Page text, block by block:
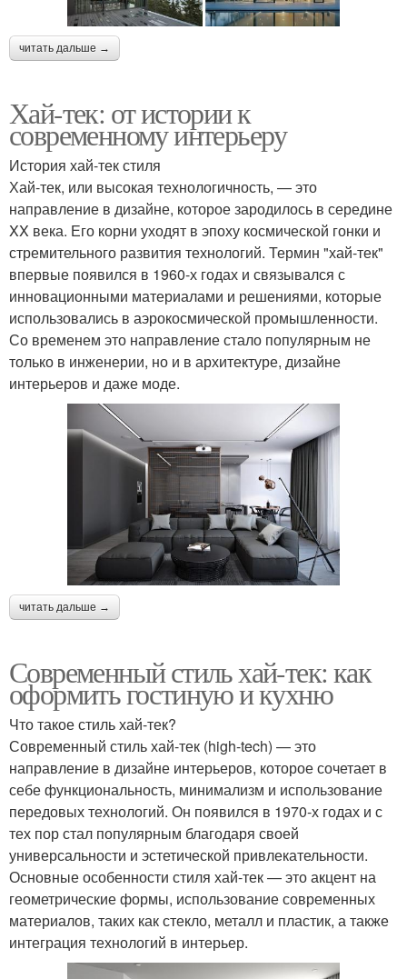
читать дальше →
Хай-тек: от истории к
современному интерьеру
История хай-тек стиля
Хай-тек, или высокая технологичность, — это
направление в дизайне, которое зародилось в середине
XX века. Его корни уходят в эпоху космической гонки и
стремительного развития технологий. Термин "хай-тек"
впервые появился в 1960-х годах и связывался с
инновационными материалами и решениями, которые
использовались в аэрокосмической промышленности.
Со временем это направление стало популярным не
только в инженерии, но и в архитектуре, дизайне
интерьеров и даже моде.
читать дальше →
Современный стиль хай-тек: как
оформить гостиную и кухню
Что такое стиль хай-тек?
Современный стиль хай-тек (high-tech) — это
направление в дизайне интерьеров, которое сочетает в
себе функциональность, минимализм и использование
передовых технологий. Он появился в 1970-х годах и с
тех пор стал популярным благодаря своей
универсальности и эстетической привлекательности.
Основные особенности стиля хай-тек — это акцент на
геометрические формы, использование современных
материалов, таких как стекло, металл и пластик, а также
интеграция технологий в интерьер.